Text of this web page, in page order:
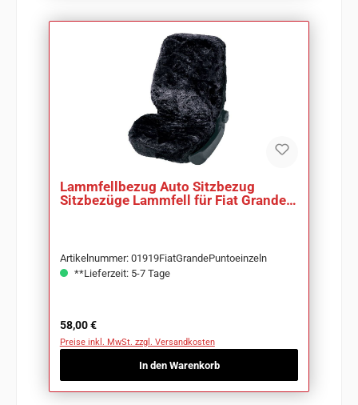
Lammfellbezug Auto Sitzbezug
Sitzbezüge Lammfell für Fiat Grande
Artikelnummer: 01919FiatGrandePuntoeinzeln
**Lieferzeit: 5-7 Tage
Regulärer Preis:
58,00 €
Preise inkl. MwSt. zzgl. Versandkosten
In den Warenkorb